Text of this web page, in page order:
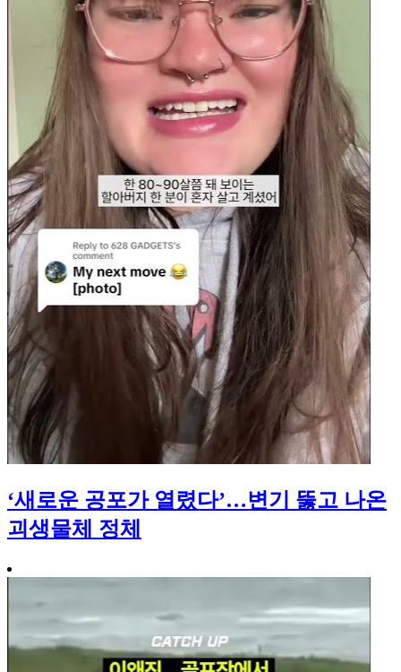
‘새로운 공포가 열렸다’…변기 뚫고 나온
괴생물체 정체